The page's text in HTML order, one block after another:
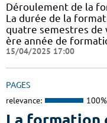
Déroulement de la
La durée de la
quatre semestres de
ère année de
15/04/2025 17:00
PAGES
relevance: 100%